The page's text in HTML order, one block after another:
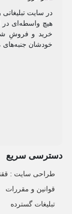
در سایت
هیچ واسطه‌ای در
خرید و فروشِ
خودشان جنبه‌های
دسترسی سریع
طراحی سایت :‌
قوانین و مقررات
تبلیغات گسترده